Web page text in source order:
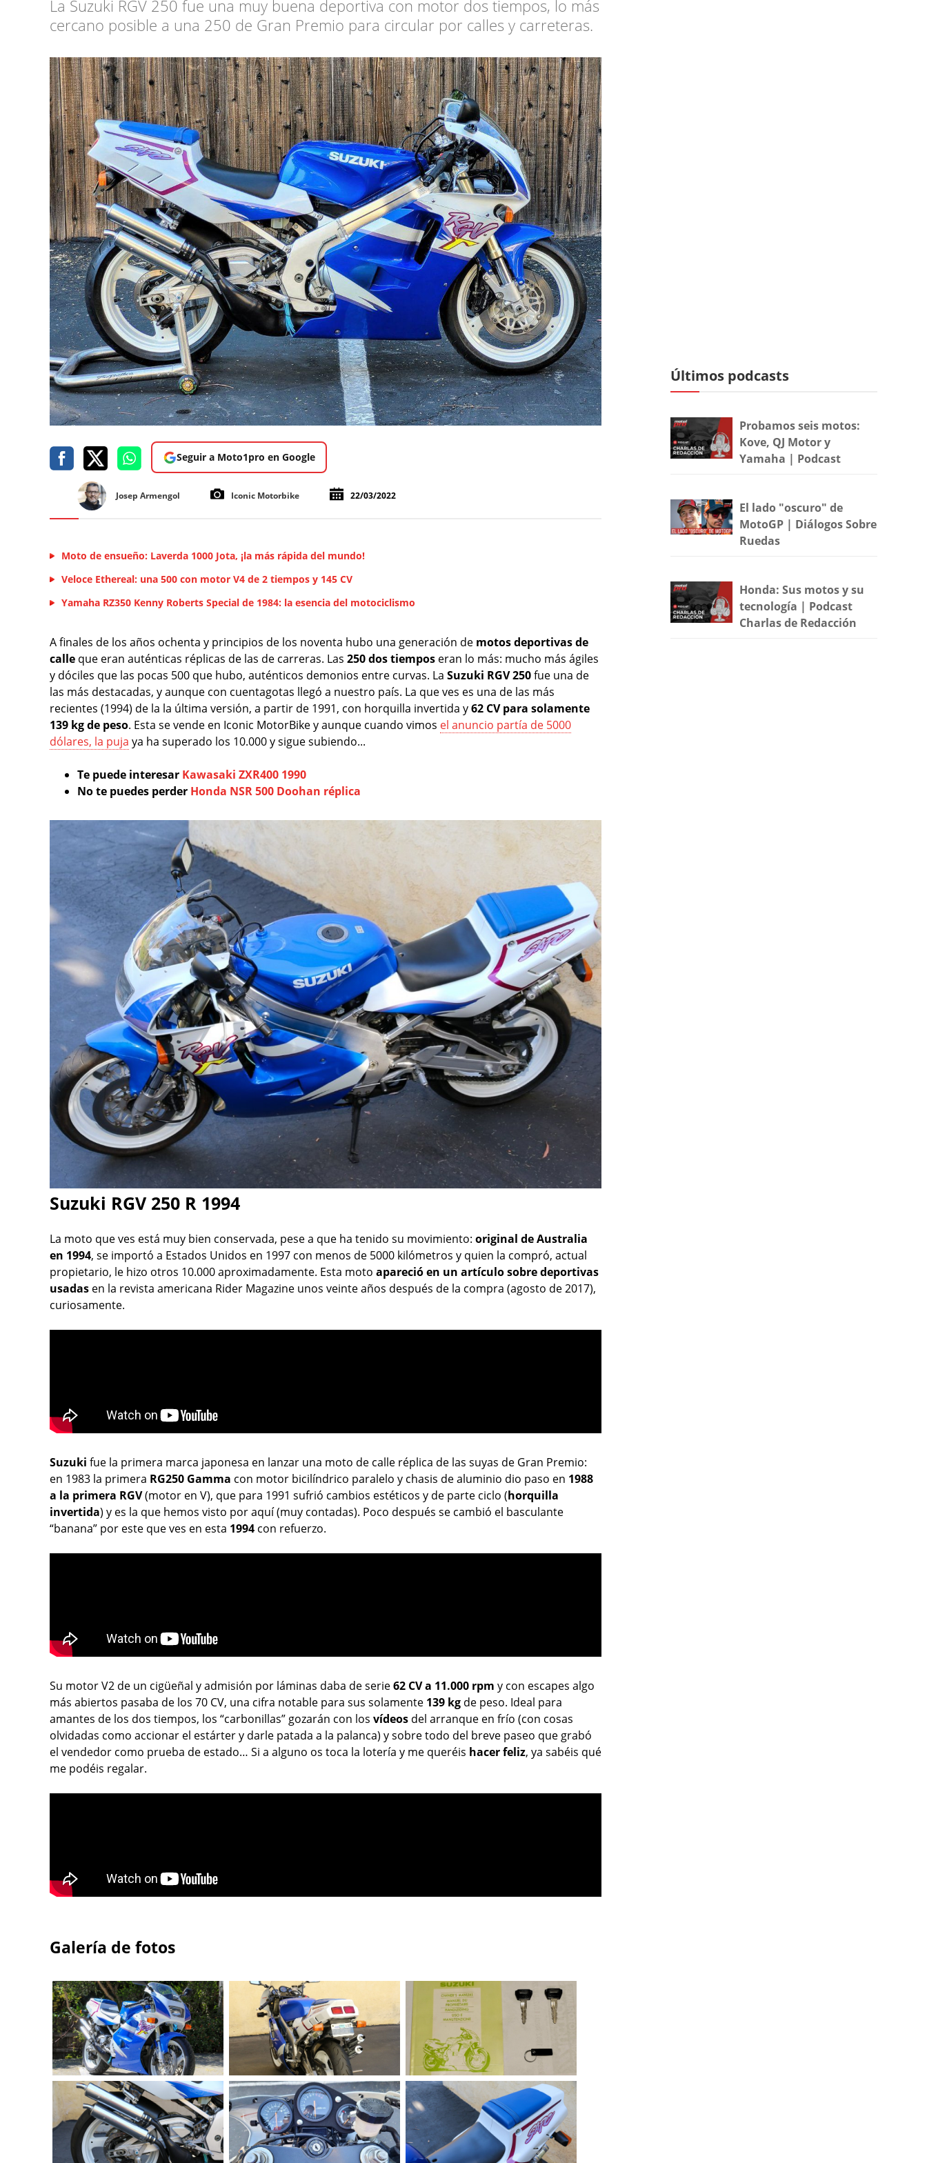
La Suzuki RGV 250 fue una muy buena deportiva con motor dos tiempos, lo más
cercano posible a una 250 de Gran Premio para circular por calles y carreteras.
Seguir a Moto1pro en Google
Josep Armengol Iconic Motorbike 22/03/2022
Moto de ensueño: Laverda 1000 Jota, ¡la más rápida del mundo!
Veloce Ethereal: una 500 con motor V4 de 2 tiempos y 145 CV
Yamaha RZ350 Kenny Roberts Special de 1984: la esencia del motociclismo
A finales de los años ochenta y principios de los noventa hubo una generación de motos deportivas de
calle que eran auténticas réplicas de las de carreras. Las 250 dos tiempos eran lo más: mucho más ágiles
y dóciles que las pocas 500 que hubo, auténticos demonios entre curvas. La Suzuki RGV 250fue una de
las más destacadas, y aunque con cuentagotas llegó a nuestro país. La que ves es una de las más
recientes (1994) de la la última versión, a partir de 1991, con horquilla invertida y62 CV para solamente
139 kg de peso. Esta se vende en Iconic MotorBike y aunque cuando vimos el anuncio partía de 5000
dólares, la puja ya ha superado los 10.000 y sigue subiendo...
Te puede interesar Kawasaki ZXR400 1990
No te puedes perder Honda NSR 500 Doohan réplica
Suzuki RGV 250 R 1994
La moto que ves está muy bien conservada, pese a que ha tenido su movimiento: original de Australia
en 1994, se importó a Estados Unidos en 1997 con menos de 5000 kilómetros y quien la compró, actual
propietario, le hizo otros 10.000 aproximadamente. Esta moto apareció en un artículo sobre deportivas
usadas en la revista americana Rider Magazine unos veinte años después de la compra (agosto de 2017),
curiosamente.
Suzuki fue la primera marca japonesa en lanzar una moto de calle réplica de las suyas de Gran Premio:
en 1983 la primera RG250 Gamma con motor bicilíndrico paralelo y chasis de aluminio dio paso en 1988
a la primera RGV(motor en V), que para 1991 sufrió cambios estéticos y de parte ciclo (horquilla
invertida) y es la que hemos visto por aquí (muy contadas). Poco después se cambió el basculante
“banana” por este que ves en esta 1994 con refuerzo.
Su motor V2 de un cigüeñal y admisión por láminas daba de serie62 CV a 11.000 rpm y con escapes algo
más abiertos pasaba de los 70 CV, una cifra notable para sus solamente 139 kg de peso. Ideal para
amantes de los dos tiempos, los “carbonillas” gozarán con los vídeos del arranque en frío (con cosas
olvidadas como accionar el estárter y darle patada a la palanca) y sobre todo del breve paseo que grabó
el vendedor como prueba de estado… Si a alguno os toca la lotería y me queréis hacer feliz, ya sabéis qué
me podéis regalar.
Galería de fotos
Últimos podcasts
Probamos seis motos:
Kove, QJ Motor y
Yamaha | Podcast
El lado "oscuro" de
MotoGP | Diálogos Sobre
Ruedas
Honda: Sus motos y su
tecnología | Podcast
Charlas de Redacción